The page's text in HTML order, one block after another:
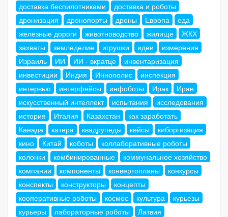
доставка беспилотниками
доставка и роботы
дронизация
дронопорты дроны Европа
еда
железные дороги
животноводство жилище
ЖКХ
захваты
земледелие игрушки идеи
измерения
Израиль
ИИ ИИ - вкратце
инвентаризация
инвестиции
Индия Иннополис
инспекция
интервью
интерфейсы инфоботы Ирак
Иран
искусственный интеллект
испытания
исследования
история
Италия Казахстан
как заработать
Канада
катера квадрупеды кейсы
киборгизация
кино
Китай коботы
коллаборативные роботы
колонки
комбинированные
коммунальное хозяйство
компании
компоненты конвертопланы
конкурсы
конспекты
конструкторы
концепты
кооперативные роботы
космос культура
курьезы
курьеры
лабораторные роботы
Латвия